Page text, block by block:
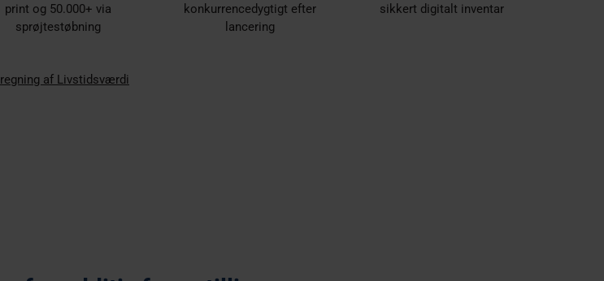
print og 50.000+ via
sprøjtestøbning
konkurrencedygtigt efter
lancering
sikkert digitalt inventar
af Livstidsværdi